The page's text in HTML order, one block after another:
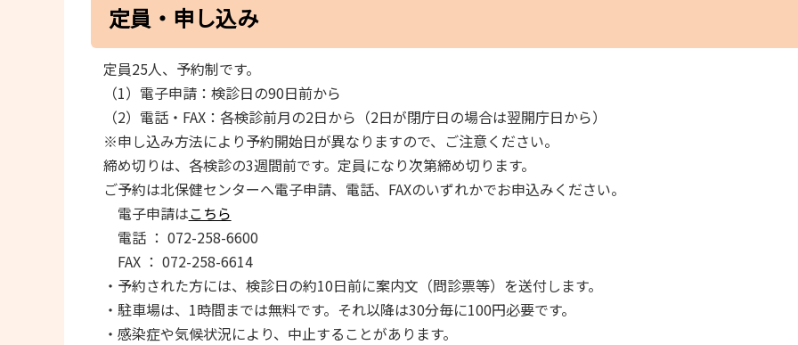
定員・申し込み
定員25人、予約制です。
（1）電子申請：検診日の90日前から
（2）電話・FAX：各検診前月の2日から（2日が閉庁日の場合は翌開庁日から）
※申し込み方法により予約開始日が異なりますので、ご注意ください。
締め切りは、各検診の3週間前です。定員になり次第締め切ります。
ご予約は北保健センターへ電子申請、電話、FAXのいずれかでお申込みください。
電子申請はこちら
電話 ： 072-258-6600
FAX ： 072-258-6614
・予約された方には、検診日の約10日前に案内文（問診票等）を送付します。
・駐車場は、1時間までは無料です。それ以降は30分毎に100円必要です。
・感染症や気候状況により、中止することがあります。